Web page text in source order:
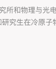
所和物理与光
究生在冷原子